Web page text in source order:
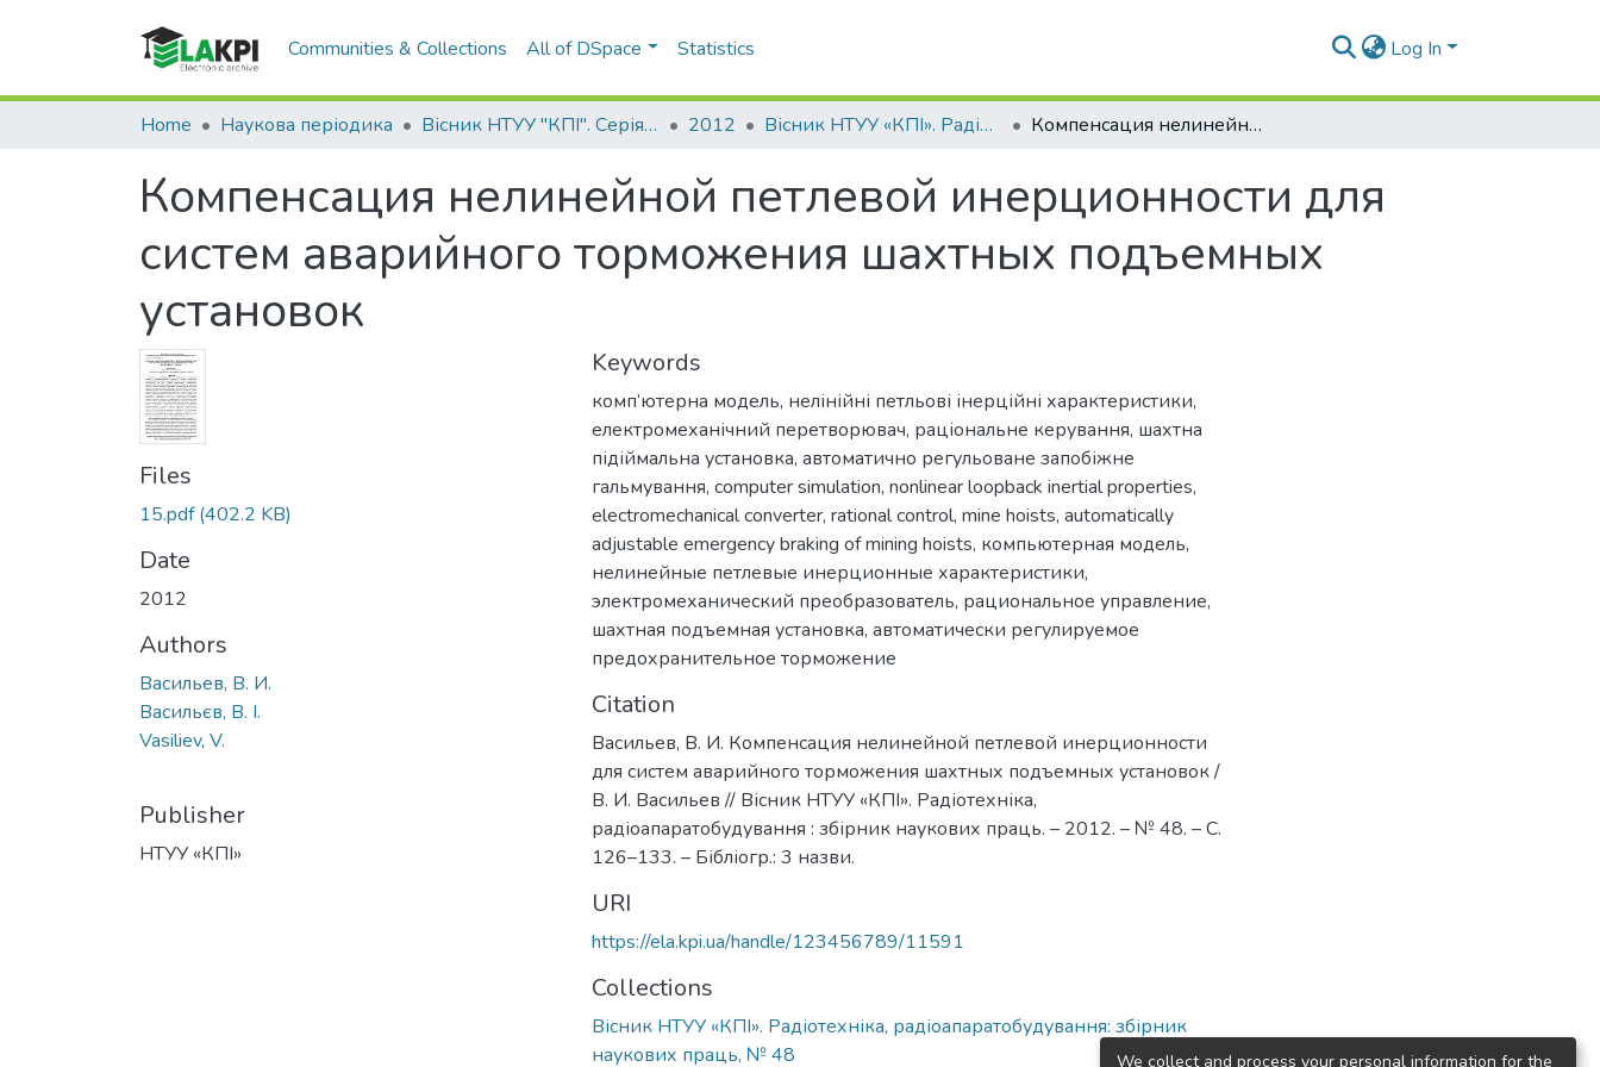
Communities & Collections All of DSpace Statistics Log In
Home Наукова періодика Вісник НТУУ "КПІ". Серія Радіотехніка, Радіоапаратобудування 2012 Вісник НТУУ «КПІ». Радіотехніка, радіоапаратобудування: збірник наукових праць, № 48 Компенсация нелинейной петлевой инерционности для систем аварийного торможения шахтных подъемных установок
Компенсация нелинейной петлевой инерционности для
систем аварийного торможения шахтных подъемных
установок
Files
15.pdf(402.2 KB)
Date
2012
Authors
Васильев, В. И.
Васильєв, В. І.
Vasiliev, V.
Publisher
НТУУ «КПІ»
Keywords
комп’ютерна модель, нелінійні петльові інерційні характеристики,
електромеханічний перетворювач, раціональне керування, шахтна
підіймальна установка, автоматично регульоване запобіжне
гальмування, computer simulation, nonlinear loopback inertial properties,
electromechanical converter, rational control, mine hoists, automatically
adjustable emergency braking of mining hoists, компьютерная модель,
нелинейные петлевые инерционные характеристики,
электромеханический преобразователь, рациональное управление,
шахтная подъемная установка, автоматически регулируемое
предохранительное торможение
Citation
Васильев, В. И. Компенсация нелинейной петлевой инерционности
для систем аварийного торможения шахтных подъемных установок /
В. И. Васильев // Вісник НТУУ «КПІ». Радіотехніка,
радіоапаратобудування : збірник наукових праць. – 2012. – № 48. – С.
126–133. – Бібліогр.: 3 назви.
URI
https://ela.kpi.ua/handle/123456789/11591
Collections
Вісник НТУУ «КПІ». Радіотехніка, радіоапаратобудування: збірник
наукових праць, № 48
We collect and process your personal information for the